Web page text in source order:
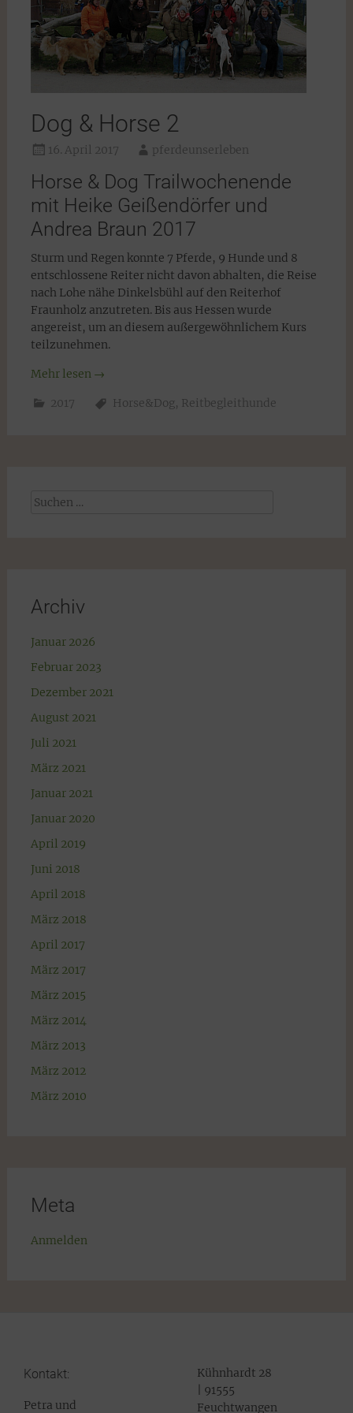
Dog & Horse 2
16. April 2017 pferdeunserleben
Horse & Dog Trailwochenende
mit Heike Geißendörfer und
Andrea Braun 2017
Sturm und Regen konnte 7 Pferde, 9 Hunde und 8
entschlossene Reiter nicht davon abhalten, die Reise
nach Lohe nähe Dinkelsbühl auf den Reiterhof
Fraunholz anzutreten. Bis aus Hessen wurde
angereist, um an diesem außergewöhnlichem Kurs
teilzunehmen.
Mehr lesen →
2017 Horse&Dog, Reitbegleithunde
Suchen
Archiv
Januar 2026
Februar 2023
Dezember 2021
August 2021
Juli 2021
März 2021
Januar 2021
Januar 2020
April 2019
Juni 2018
April 2018
März 2018
April 2017
März 2017
März 2015
März 2014
März 2013
März 2012
März 2010
Meta
Anmelden
Kontakt:
Petra und
Kühnhardt 28
| 91555
Feuchtwangen